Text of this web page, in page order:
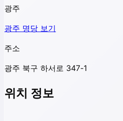
광주
광주 명당 보기
주소
광주 북구 하서로 347-1
위치 정보